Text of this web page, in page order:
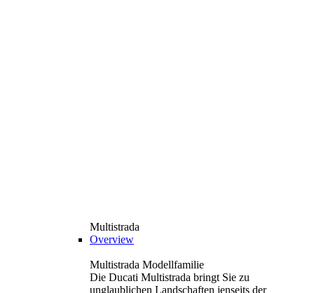
Multistrada
Overview
Multistrada Modellfamilie
Die Ducati Multistrada bringt Sie zu
unglaublichen Landschaften jenseits der